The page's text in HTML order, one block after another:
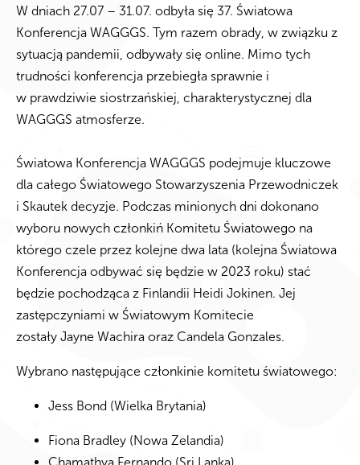
W dniach 27.07 – 31.07. odbyła się 37. Światowa
Konferencja WAGGGS. Tym razem obrady, w związku z
sytuacją pandemii, odbywały się online. Mimo tych
trudności konferencja przebiegła sprawnie i
w prawdziwie siostrzańskiej, charakterystycznej dla
WAGGGS atmosferze.
Światowa Konferencja WAGGGS podejmuje kluczowe
dla całego Światowego Stowarzyszenia Przewodniczek
i Skautek decyzje. Podczas minionych dni dokonano
wyboru nowych członkiń Komitetu Światowego na
którego czele przez kolejne dwa lata (kolejna Światowa
Konferencja odbywać się będzie w 2023 roku) stać
będzie pochodząca z Finlandii Heidi Jokinen. Jej
zastępczyniami w Światowym Komitecie
zostały Jayne Wachira oraz Candela Gonzales.
Wybrano następujące członkinie komitetu światowego:
Jess Bond (Wielka Brytania)
Fiona Bradley (Nowa Zelandia)